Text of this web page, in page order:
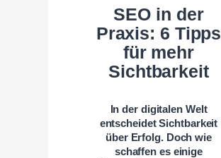
SEO in der
Praxis: 6 Tipps
für mehr
Sichtbarkeit
In der digitalen Welt
entscheidet Sichtbarkeit
über Erfolg. Doch wie
schaffen es einige